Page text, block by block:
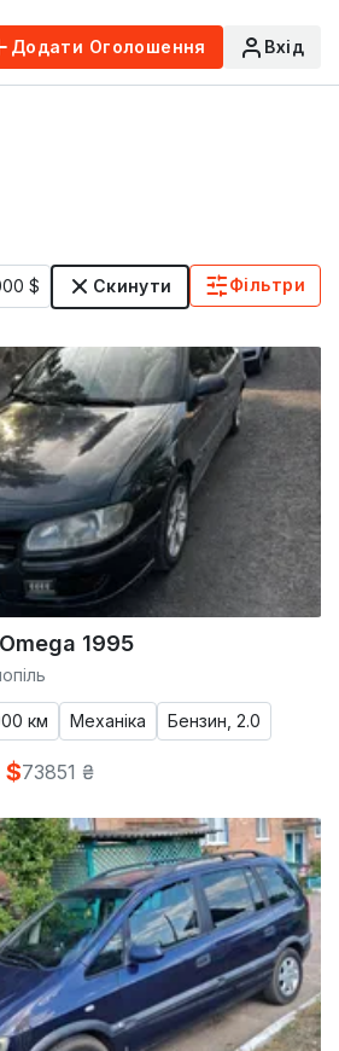
Додати Оголошення Вхід
$ Скинути Фільтри
1995
км Механіка Бензин, 2.0
$73851 ₴